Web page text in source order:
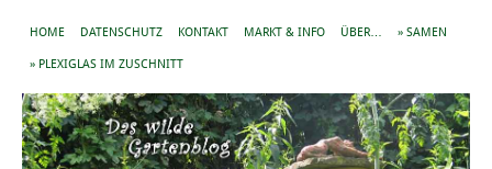
HOME DATENSCHUTZ KONTAKT MARKT & INFO ÜBER… » SAMEN
» PLEXIGLAS IM ZUSCHNITT